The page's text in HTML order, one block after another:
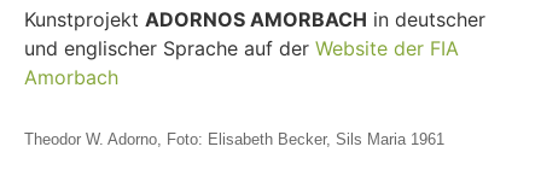
Kunstprojekt ADORNOS AMORBACH in deutscher
und englischer Sprache auf der Website der FIA
Amorbach
Theodor W. Adorno, Foto: Elisabeth Becker, Sils Maria 1961